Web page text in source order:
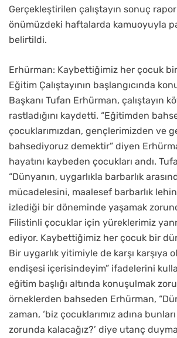
Gerçekleştirilen çalıştayın sonuç
önümüzdeki haftalarda kamuoyuyla
belirtildi.
Erhürman: Kaybettiğimiz her çocuk
Eğitim Çalıştayının başlangıcında
Başkanı Tufan Erhürman, çalıştayın
rastladığını kaydetti. “Eğitimden
çocuklarımızdan, gençlerimizden ve
bahsediyoruz demektir” diyen
hayatını kaybeden çocukları andı.
“Dünyanın, uygarlıkla barbarlık
mücadelesini, maalesef barbarlık
izlediği bir döneminde yaşamak
Filistinli çocuklar için yüreklerimiz
ediyor. Kaybettiğimiz her çocuk bir
Bir uygarlık yitimiyle de karşı karşıya
endişesi içerisindeyim” ifadelerini
eğitim başlığı altında konuşulmak
örneklerden bahseden Erhürman,
zaman, ‘biz çocuklarımız adına
zorunda kalacağız?’ diye utanç